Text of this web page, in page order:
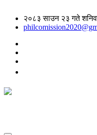
२०८३ साउन २३ गते